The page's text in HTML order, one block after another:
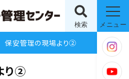
検索 メニュー
保安管理の現場より②
り②